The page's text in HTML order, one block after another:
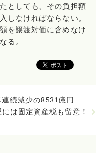
としても、その負担額
しなければならない。
を譲渡対価に含めなけ
る。
続減少の8531億円
は固定資産税も留意！